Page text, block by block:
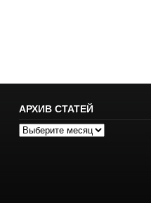
АРХИВ СТАТЕЙ
Архив